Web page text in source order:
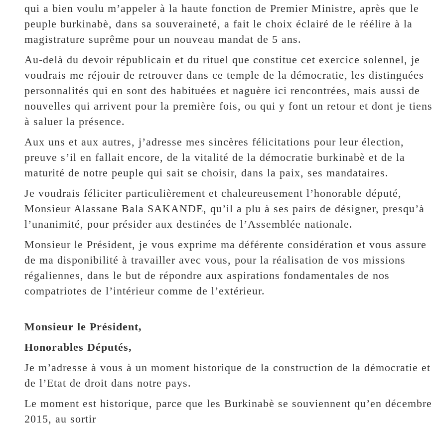
qui a bien voulu m’appeler à la haute fonction de Premier Ministre, après que le
peuple burkinabè, dans sa souveraineté, a fait le choix éclairé de le réélire à la
magistrature suprême pour un nouveau mandat de 5 ans.
Au-delà du devoir républicain et du rituel que constitue cet exercice solennel, je
voudrais me réjouir de retrouver dans ce temple de la démocratie, les distinguées
personnalités qui en sont des habituées et naguère ici rencontrées, mais aussi de
nouvelles qui arrivent pour la première fois, ou qui y font un retour et dont je tiens
à saluer la présence.
Aux uns et aux autres, j’adresse mes sincères félicitations pour leur élection,
preuve s’il en fallait encore, de la vitalité de la démocratie burkinabè et de la
maturité de notre peuple qui sait se choisir, dans la paix, ses mandataires.
Je voudrais féliciter particulièrement et chaleureusement l’honorable député,
Monsieur Alassane Bala SAKANDE, qu’il a plu à ses pairs de désigner, presqu’à
l’unanimité, pour présider aux destinées de l’Assemblée nationale.
Monsieur le Président, je vous exprime ma déférente considération et vous assure
de ma disponibilité à travailler avec vous, pour la réalisation de vos missions
régaliennes, dans le but de répondre aux aspirations fondamentales de nos
compatriotes de l’intérieur comme de l’extérieur.
Monsieur le Président,
Honorables Députés,
Je m’adresse à vous à un moment historique de la construction de la démocratie et
de l’Etat de droit dans notre pays.
Le moment est historique, parce que les Burkinabè se souviennent qu’en décembre
2015, au sortir